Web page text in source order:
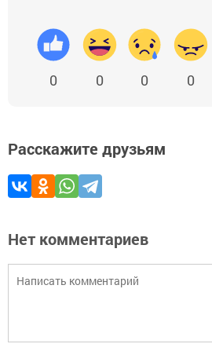
0 0 0 0
Расскажите друзьям
Нет комментариев